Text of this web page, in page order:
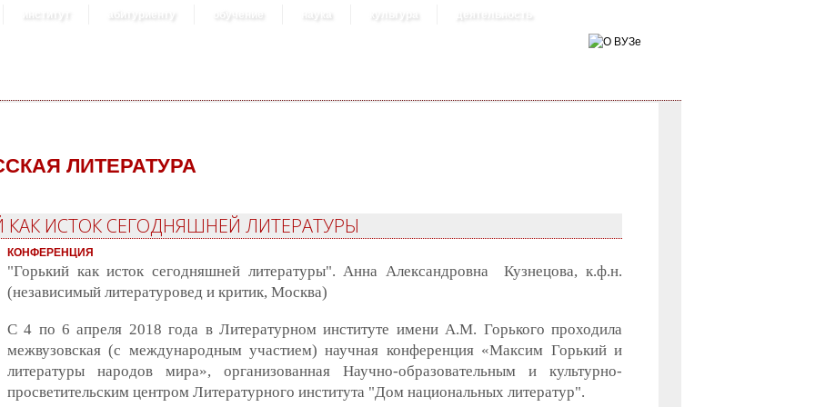
институт абитуриенту обучение наука культура деятельность
ЛИТЕРАТУРА
КАК ИСТОК СЕГОДНЯШНЕЙ ЛИТЕРАТУРЫ
КОНФЕРЕНЦИЯ
"Горький как исток сегодняшней литературы". Анна Александровна Кузнецова, к.ф.н.
(независимый литературовед и критик, Москва)
С 4 по 6 апреля 2018 года в Литературном институте имени А.М. Горького проходила
межвузовская (с международным участием) научная конференция «Максим Горький и
литературы народов мира», организованная Научно-образовательным и культурно-
просветительским центром Литературного института "Дом национальных литератур".